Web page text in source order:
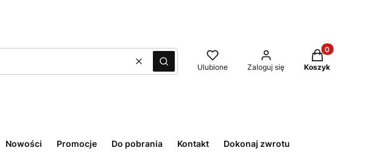
WyczyśćSzukaj Ulubione Zaloguj się
Produkty w
Koszyk
Nowości Promocje Do pobrania Kontakt Dokonaj zwrotu